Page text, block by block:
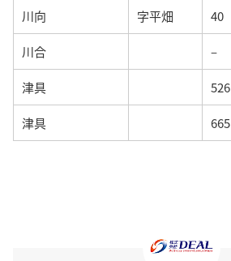
川向 字平畑 40
川合 –
津具 526
津具 665